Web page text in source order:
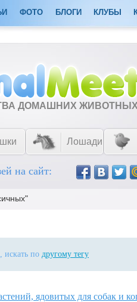
ФОТО БЛОГИ КЛУБЫ
ДОМАШНИХ
Лошади
на сайт:
искать по другому тегу
ядовитых для собак и